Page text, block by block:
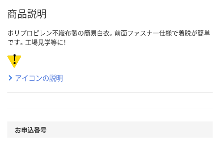
商品説明
ポリプロピレン不織布製の簡易白衣。前面ファスナー仕様で着脱が簡単
です。工場見学等に！
アイコンの説明
お申込番号